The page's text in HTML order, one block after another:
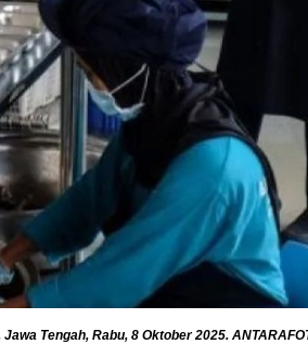
Tengah, Rabu, 8 Oktober 2025.